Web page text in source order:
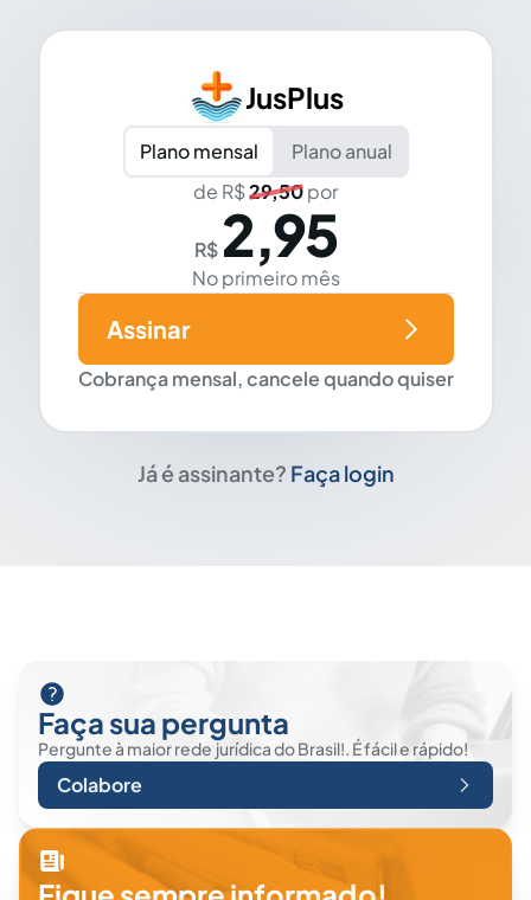
JusPlus
Plano mensal
Plano anual
de R$29,50por
R$ 2,95
No primeiro mês
Cobrança mensal, cancele quando quiser
Assinar
Já é assinante? Faça login
Faça sua pergunta
Pergunte à maior rede jurídica do Brasil!. É fácil e rápido!
Colabore